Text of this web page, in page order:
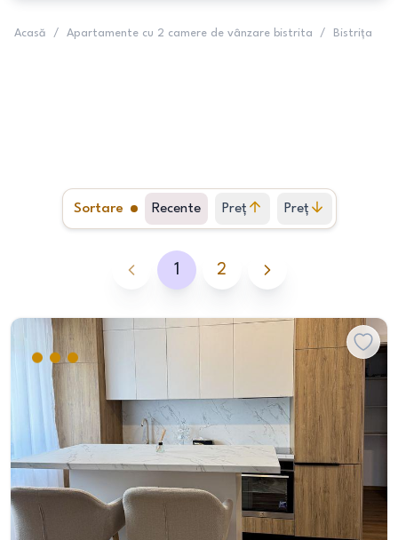
Acasă / Apartamente cu 2 camere de vânzare bistrita / Bistrița
Sortare Recente Preț
crescător
Preț
descrescător
1 2